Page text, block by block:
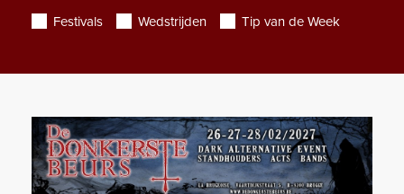
Festivals
Wedstrijden Tip van de Week